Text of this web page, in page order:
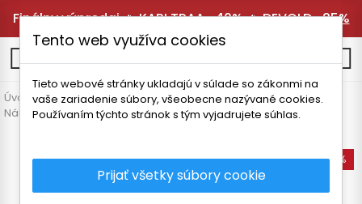
Finálny výpredaj 🔥KARI TRAA -40%🔥DEVOLD -25%
Úvodná stránka Pánske oblečenie
Doplnky
Nákrčníky a kukly
ACLIMA WARMWOOL UNISEX KUKLA
-35%
Tento web využíva cookies
Tieto webové stránky ukladajú v súlade so zákonmi na
vaše zariadenie súbory, všeobecne nazývané cookies.
Používaním týchto stránok s tým vyjadrujete súhlas.
Prijať všetky súbory cookie